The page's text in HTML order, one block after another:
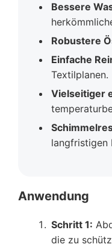
Bessere
Robustere
Einfache
Textilplanen.
Vielseitiger
langfristigen
Anwendung
Schritt 1:
die zu